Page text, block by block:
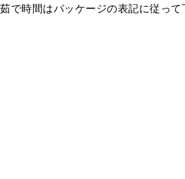
茹で時間はパッケージの表記に従って